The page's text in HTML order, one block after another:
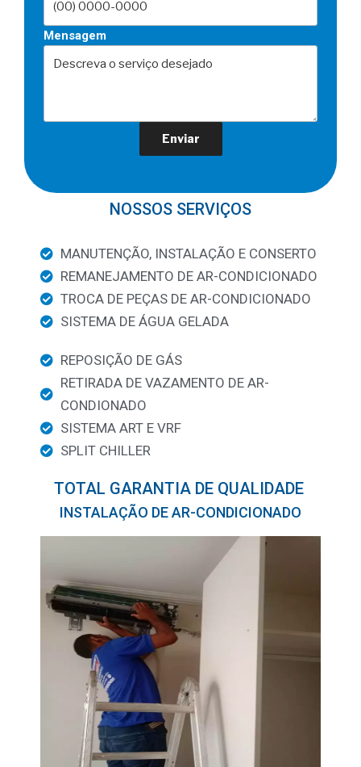
Mensagem
NOSSOS SERVIÇOS
MANUTENÇÃO, INSTALAÇÃO E CONSERTO
REMANEJAMENTO DE AR-CONDICIONADO
TROCA DE PEÇAS DE AR-CONDICIONADO
SISTEMA DE ÁGUA GELADA
REPOSIÇÃO DE GÁS
RETIRADA DE VAZAMENTO DE AR-
CONDIONADO
SISTEMA ART E VRF
SPLIT CHILLER
TOTAL GARANTIA DE QUALIDADE ​
INSTALAÇÃO DE AR-CONDICIONADO ​